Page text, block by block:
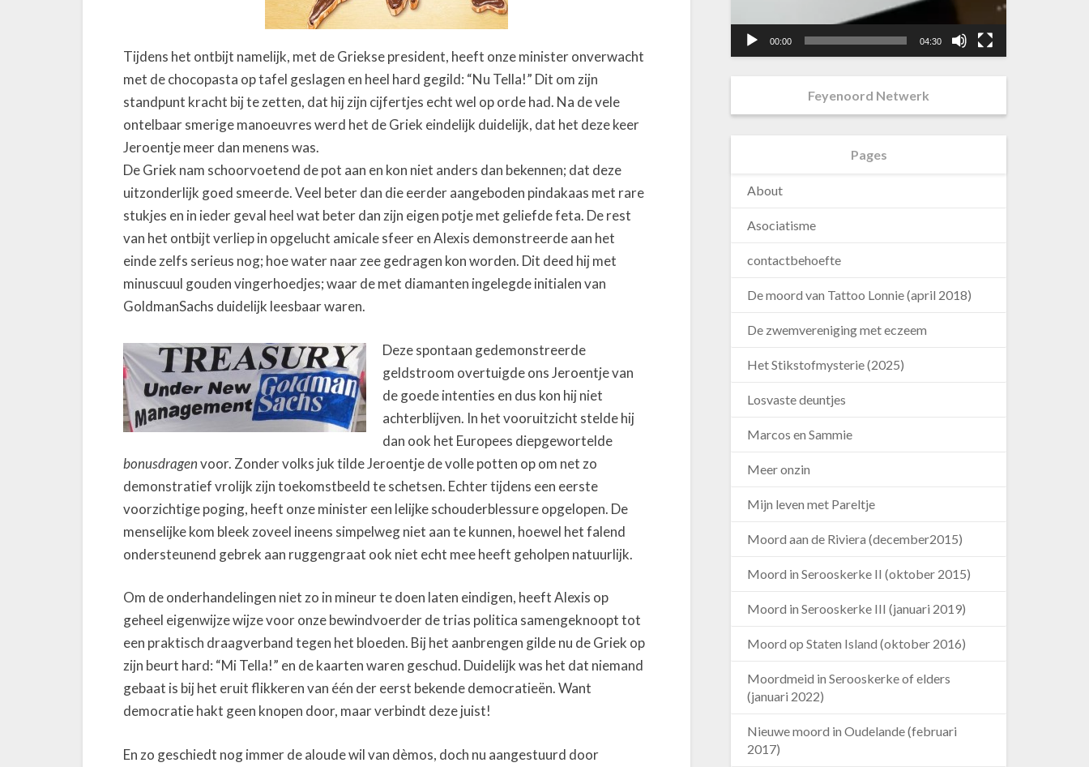
Tijdens het ontbijt namelijk, met de Griekse president, heeft onze minister onverwacht
met de chocopasta op tafel geslagen en heel hard gegild: “Nu Tella!” Dit om zijn
standpunt kracht bij te zetten, dat hij zijn cijfertjes echt wel op orde had. Na de vele
ontelbaar smerige manoeuvres werd het de Griek eindelijk duidelijk, dat het deze keer
Jeroentje meer dan menens was.
De Griek nam schoorvoetend de pot aan en kon niet anders dan bekennen; dat deze
uitzonderlijk goed smeerde. Veel beter dan die eerder aangeboden pindakaas met rare
stukjes en in ieder geval heel wat beter dan zijn eigen potje met geliefde feta. De rest
van het ontbijt verliep in opgelucht amicale sfeer en Alexis demonstreerde aan het
einde zelfs serieus nog; hoe water naar zee gedragen kon worden. Dit deed hij met
minuscuul gouden vingerhoedjes; waar de met diamanten ingelegde initialen van
GoldmanSachs duidelijk leesbaar waren.
Deze spontaan gedemonstreerde
geldstroom overtuigde ons Jeroentje van
de goede intenties en dus kon hij niet
achterblijven. In het vooruitzicht stelde hij
dan ook het Europees diepgewortelde
bonusdragenvoor. Zonder volks juk tilde Jeroentje de volle potten op om net zo
demonstratief vrolijk zijn toekomstbeeld te schetsen. Echter tijdens een eerste
voorzichtige poging, heeft onze minister een lelijke schouderblessure opgelopen. De
menselijke kom bleek zoveel ineens simpelweg niet aan te kunnen, hoewel het falend
ondersteunend gebrek aan ruggengraat ook niet echt mee heeft geholpen natuurlijk.
Om de onderhandelingen niet zo in mineur te doen laten eindigen, heeft Alexis op
geheel eigenwijze wijze voor onze bewindvoerder de trias politica samengeknoopt tot
een praktisch draagverband tegen het bloeden. Bij het aanbrengen gilde nu de Griek op
zijn beurt hard: “Mi Tella!” en de kaarten waren geschud. Duidelijk was het dat niemand
gebaat is bij het eruit flikkeren van één der eerst bekende democratieën. Want
democratie hakt geen knopen door, maar verbindt deze juist!
En zo geschiedt nog immer de aloude wil van dèmos, doch nu aangestuurd door
00:00 04:30
Feyenoord Netwerk
Pages
About
Asociatisme
contactbehoefte
De moord van Tattoo Lonnie (april 2018)
De zwemvereniging met eczeem
Het Stikstofmysterie (2025)
Losvaste deuntjes
Marcos en Sammie
Meer onzin
Mijn leven met Pareltje
Moord aan de Riviera (december2015)
Moord in Serooskerke II (oktober 2015)
Moord in Serooskerke III (januari 2019)
Moord op Staten Island (oktober 2016)
Moordmeid in Serooskerke of elders
(januari 2022)
Nieuwe moord in Oudelande (februari
2017)